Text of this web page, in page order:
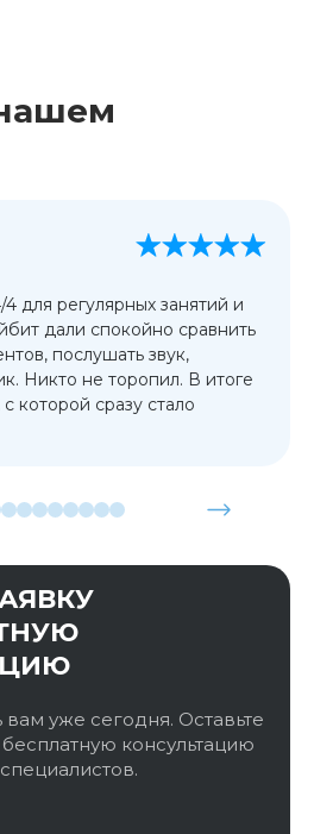
для регулярных занятий и
дали спокойно сравнить
послушать звук,
Никто не торопил. В итоге
которой сразу стало
уже сегодня. Оставьте
бесплатную консультацию